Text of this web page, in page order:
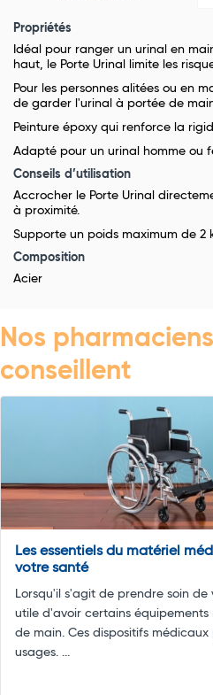
Propriétés
Idéal pour ranger un urinal en
haut, le Porte Urinal limite les
Pour les personnes alitées ou en
de garder l'urinal à portée de
Peinture époxy qui renforce la
Adapté pour un urinal homme ou
Conseils d’utilisation
Accrocher le Porte Urinal
à proximité.
Supporte un poids maximum de 2
Composition
Acier
Nos
conseillent
Les essentiels du matériel
votre santé
Lorsqu'il s'agit de prendre soin
utile d'avoir certains
de main. Ces dispositifs
usages. ...